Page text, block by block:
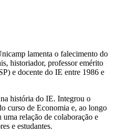
lamenta o falecimento do
historiador, professor emérito
e docente do IE entre 1986 e
história do IE. Integrou o
curso de Economia e, ao longo
uma relação de colaboração e
e estudantes.